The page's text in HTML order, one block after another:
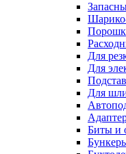
Для
Для
Для
Биты и